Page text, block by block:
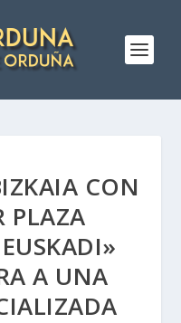
CON
PLAZA
A UNA